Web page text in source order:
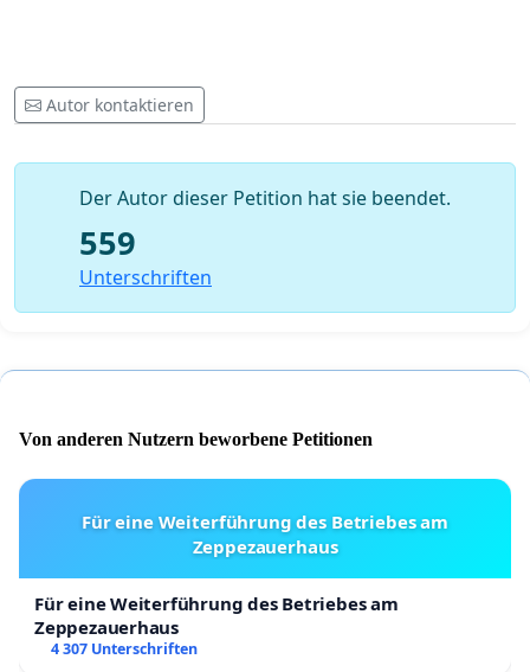
-Berufsförderungswerken
-Berufsbildungswerken
-Psychiatrischen Krankenhäusern
-Einrichtungen der ambulanten, teilstationären und
-der Bewährungshilfe und Einrichtungen des Strafvollzugs
-der Berufsvorbereitung für Kinder und Jugendliche
-Einrichtungen für beschäftigungslose Jugendliche und
-Werkstätten für Menschen mit psychischen Erkrankungen,
körperlichen oder kognitiven Beeinträchtigungen
Autor kontaktieren
Der Autor dieser Petition hat sie beendet.
559
Unterschriften
Von anderen Nutzern beworbene Petitionen
Für eine Weiterführung des Betriebes am
Zeppezauerhaus
Für eine Weiterführung des Betriebes am
Zeppezauerhaus
4 307 Unterschriften